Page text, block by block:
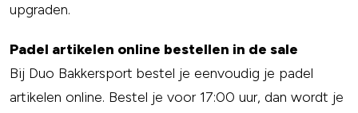
upgraden.
Padel artikelen online bestellen in de sale
Bij Duo Bakkersport bestel je eenvoudig je padel
artikelen online. Bestel je voor 17:00 uur, dan wordt je